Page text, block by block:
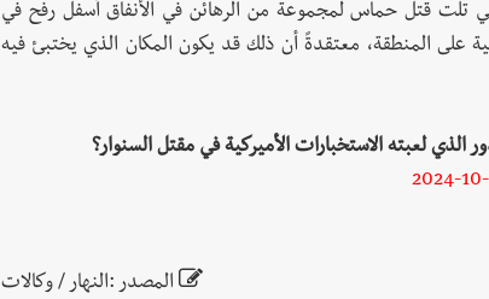
تلت قتل حماس لمجموعة من الرهائن في الأنفاق أسفل رفح في
على المنطقة، معتقدةً أن ذلك قد يكون المكان الذي يختبئ فيه
الذي لعبته الاستخبارات الأميركية في مقتل السنوار؟
2024-
المصدر :النهار / وكالات